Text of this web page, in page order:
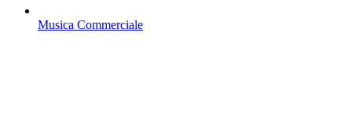
Musica Commerciale